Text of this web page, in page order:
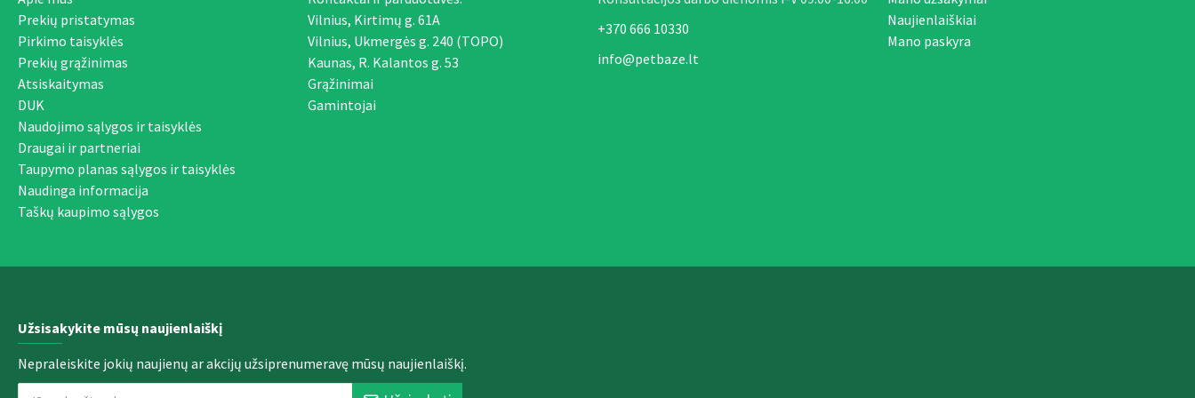
Prekių pristatymas
Pirkimo taisyklės
Prekių grąžinimas
Atsiskaitymas
DUK
Naudojimo sąlygos ir taisyklės
Draugai ir partneriai
Taupymo planas sąlygos ir taisyklės
Naudinga informacija
Taškų kaupimo sąlygos
Vilnius, Kirtimų g. 61A
Vilnius, Ukmergės g. 240 (TOPO)
Kaunas, R. Kalantos g. 53
Grąžinimai
Gamintojai
+370 666 10330
info@petbaze.lt
Naujienlaiškiai
Mano paskyra
Užsisakykite mūsų naujienlaiškį
Nepraleiskite jokių naujienų ar akcijų užsiprenumeravę mūsų naujienlaiškį.